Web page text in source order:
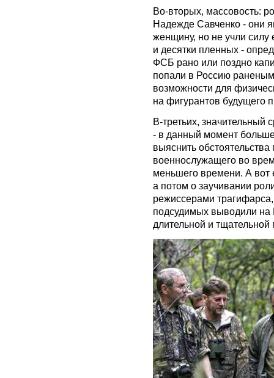
Во-вторых, массовость:
Надежде Савченко - они
женщину, но не учли силу
и десятки пленных -
ФСБ рано или поздно
попали в Россию
возможности для
на фигурантов будущего
В-третьих, значительный
- в данный момент
выяснить
военнослужащего во
меньшего времени. А вот
а потом о заучивании
режиссерами
подсудимых выводили на
длительной и тщательной